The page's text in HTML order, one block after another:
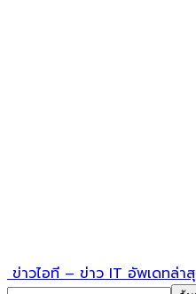
ข่าวไอที – ข่าว IT อัพเดทล่า